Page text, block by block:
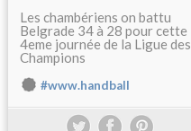
Les chambériens on battu
Belgrade 34 à 28 pour cette
4eme journée de la Ligue des
Champions
#www.handball